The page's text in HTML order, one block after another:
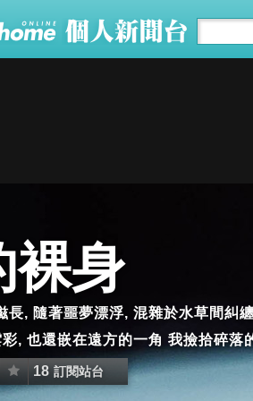
裸身
長, 隨著噩夢漂浮, 混雜於水草間糾
, 也還嵌在遠方的一角 我撿拾碎落
18 訂閱站台